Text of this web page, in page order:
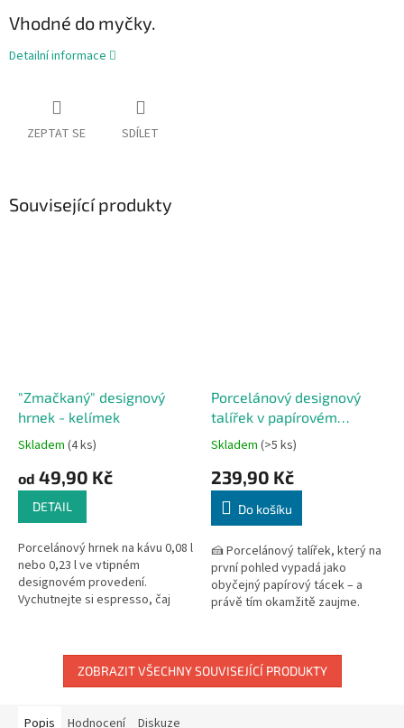
Vhodné do myčky.
Detailní informace
ZEPTAT SE SDÍLET
Související produkty
"Zmačkaný" designový
hrnek - kelímek
Průměrné
produktu
5
hvězdiček.
Skladem (4 ks)
od 49,90 Kč
DETAIL
Porcelánový hrnek na kávu 0,08 l
nebo 0,23 l ve vtipném
designovém provedení.
Vychutnejte si espresso, čaj
kelímku!...
Porcelánový designový
talířek v papírovém
vzhledu 20 cm
Průměrné
produktu
5,0
5
hvězdiček.
Skladem (>5 ks)
239,90 Kč
Do košíku
🍰 Porcelánový talířek, který na
první pohled vypadá jako
obyčejný papírový tácek – a
právě tím okamžitě zaujme.
ZOBRAZIT VŠECHNY SOUVISEJÍCÍ PRODUKTY
Popis Hodnocení Diskuze